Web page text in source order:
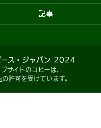
記事
ス・ジャパン 2024
サイトのコピーは、
の許可を受けています。